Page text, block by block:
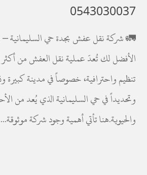
0543030037
🚛 شركة نقل عفش بجدة حي السليمانية –
الأفضل لك تُعدّ عملية نقل العفش من أكثر
تنظيم واحترافية، خصوصاً في مدينة
وتحديداً في حي السليمانية الذي يُعد من
والحيوية.هنا تأتي أهمية وجود شركة موثوقة...